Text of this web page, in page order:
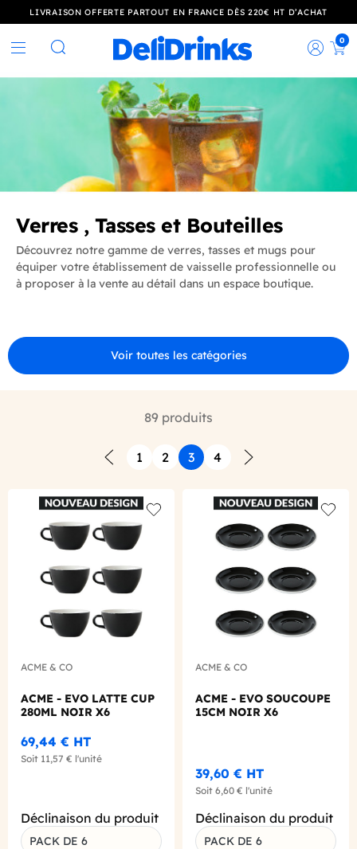
LIVRAISON OFFERTE PARTOUT EN FRANCE DÈS 220€ HT D’ACHAT
Rechercher
0
Verres , Tasses et Bouteilles
Découvrez notre gamme de verres, tasses et mugs pour
équiper votre établissement de vaisselle professionnelle ou
à proposer à la vente au détail dans un espace boutique.
Voir toutes les catégories
1 2 3
4
89 produits
Add to wishlist
ACME & CO
ACME - EVO LATTE CUP
280ML NOIR X6
69,44 € HT
Soit 11,57 € l'unité
Déclinaison du produit
PACK DE 6
ACME & CO
ACME - EVO SOUCOUPE
15CM NOIR X6
39,60 € HT
Soit 6,60 € l'unité
Déclinaison du produit
PACK DE 6